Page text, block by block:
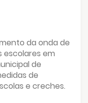
da onda de
escolares em
de
de
e creches.